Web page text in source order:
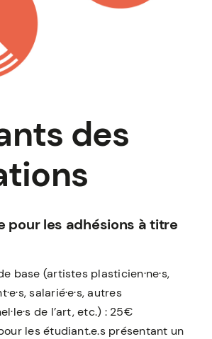
des
pour les adhésions à titre
base (artistes plasticien·ne·s,
salarié·e·s, autres
de l’art, etc.) : 25€
les étudiant.e.s présentant un